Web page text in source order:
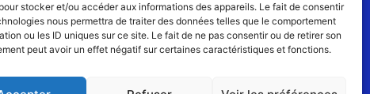
stocker et/ou accéder aux informations des appareils. Le fait de consentir
nous permettra de traiter des données telles que le comportement
ou les ID uniques sur ce site. Le fait de ne pas consentir ou de retirer son
peut avoir un effet négatif sur certaines caractéristiques et fonctions.
Rejoignez-nous